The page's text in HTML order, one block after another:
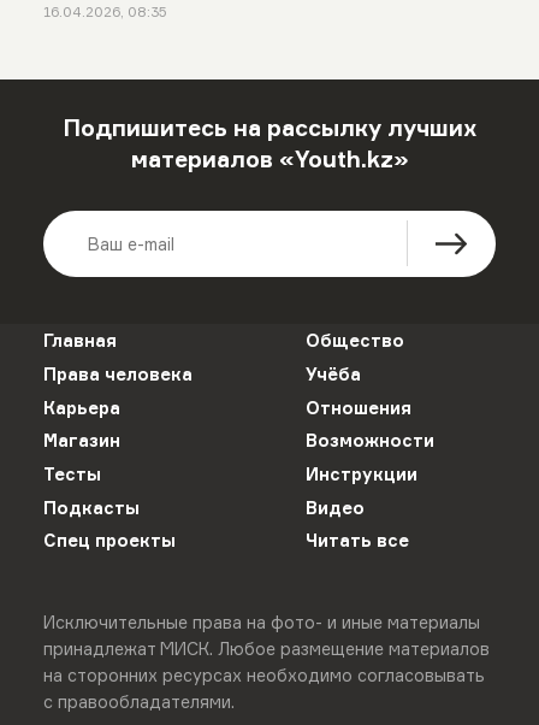
16.04.2026, 08:35
Подпишитесь на рассылку лучших
материалов «Youth.kz»
Главная
Общество
Права человека
Учёба
Карьера
Отношения
Магазин
Возможности
Тесты
Инструкции
Подкасты
Видео
Спец проекты
Читать все
Исключительные права на фото- и иные материалы
принадлежат МИСК. Любое размещение материалов
на сторонних ресурсах необходимо согласовывать
с правообладателями.